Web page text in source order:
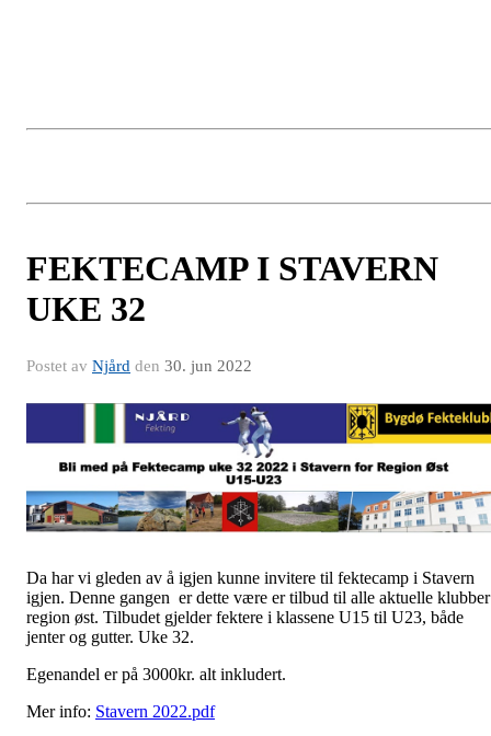
FEKTECAMP I STAVERN
UKE 32
Postet av Njård den 30. jun 2022
Da har vi gleden av å igjen kunne invitere til fektecamp i Stavern
igjen. Denne gangen er dette være er tilbud til alle aktuelle
region øst. Tilbudet gjelder fektere i klassene U15 til U23, både
jenter og gutter. Uke 32.
Egenandel er på 3000kr. alt inkludert.
Mer info: Stavern 2022.pdf